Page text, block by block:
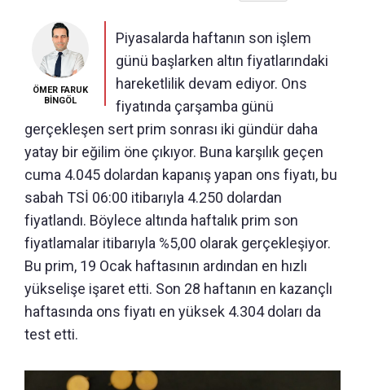
ÖMER FARUK
BİNGÖL
Piyasalarda haftanın son işlem
günü başlarken altın fiyatlarındaki
hareketlilik devam ediyor. Ons
fiyatında çarşamba günü
gerçekleşen sert prim sonrası iki gündür daha
yatay bir eğilim öne çıkıyor. Buna karşılık geçen
cuma 4.045 dolardan kapanış yapan ons fiyatı, bu
sabah TSİ 06:00 itibarıyla 4.250 dolardan
fiyatlandı. Böylece altında haftalık prim son
fiyatlamalar itibarıyla %5,00 olarak gerçekleşiyor.
Bu prim, 19 Ocak haftasının ardından en hızlı
yükselişe işaret etti. Son 28 haftanın en kazançlı
haftasında ons fiyatı en yüksek 4.304 doları da
test etti.